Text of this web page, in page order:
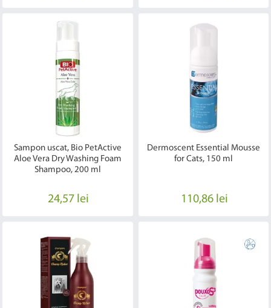
Sampon uscat, Bio PetActive
Aloe Vera Dry Washing Foam
Shampoo, 200 ml
24,57 lei
Dermoscent Essential Mousse
for Cats, 150 ml
110,86 lei